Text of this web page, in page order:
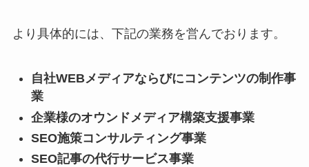
より具体的には、下記の業務を営んでおります。
自社WEBメディアならびにコンテンツの制作事
業
企業様のオウンドメディア構築支援事業
SEO施策コンサルティング事業
SEO記事の代行サービス事業